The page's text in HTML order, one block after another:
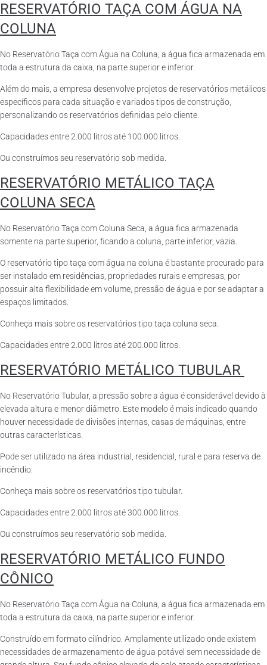
RESERVATÓRIO TAÇA COM ÁGUA NA
COLUNA
No Reservatório Taça com Água na Coluna, a água fica armazenada em
toda a estrutura da caixa, na parte superior e inferior.
Além do mais, a empresa desenvolve projetos de reservatórios metálicos
específicos para cada situação e variados tipos de construção,
personalizando os reservatórios definidas pelo cliente.
Capacidades entre 2.000 litros até 100.000 litros.
Ou construímos seu reservatório sob medida.
RESERVATÓRIO METÁLICO TAÇA
COLUNA SECA
No Reservatório Taça com Coluna Seca, a água fica armazenada
somente na parte superior, ficando a coluna, parte inferior, vazia.
O reservatório tipo taça com água na coluna é bastante procurado para
ser instalado em residências, propriedades rurais e empresas, por
possuir alta flexibilidade em volume, pressão de água e por se adaptar a
espaços limitados.
Conheça mais sobre os reservatórios tipo taça coluna seca.
Capacidades entre 2.000 litros até 200.000 litros.
RESERVATÓRIO METÁLICO TUBULAR
No Reservatório Tubular, a pressão sobre a água é considerável devido à
elevada altura e menor diâmetro. Este modelo é mais indicado quando
houver necessidade de divisões internas, casas de máquinas, entre
outras características.
Pode ser utilizado na área industrial, residencial, rural e para reserva de
incêndio.
Conheça mais sobre os reservatórios tipo tubular.
Capacidades entre 2.000 litros até 300.000 litros.
Ou construímos seu reservatório sob medida.
RESERVATÓRIO METÁLICO FUNDO
CÔNICO
No Reservatório Taça com Água na Coluna, a água fica armazenada em
toda a estrutura da caixa, na parte superior e inferior.
Construído em formato cilíndrico. Amplamente utilizado onde existem
necessidades de armazenamento de água potável sem necessidade de